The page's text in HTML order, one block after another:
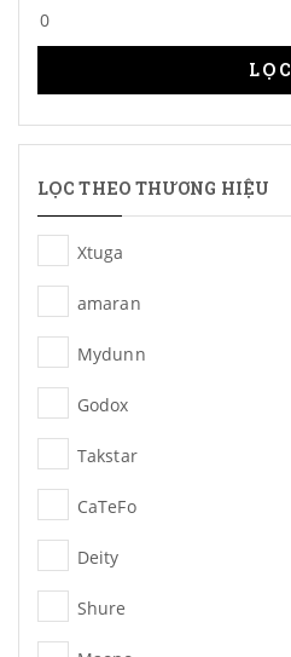
LỌC
LỌC THEO THƯƠNG HIỆU
Xtuga
amaran
Mydunn
Godox
Takstar
CaTeFo
Deity
Shure